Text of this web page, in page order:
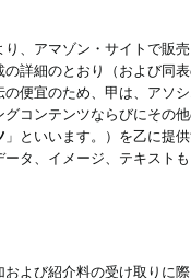
、アマゾン・サイトで販
の詳細のとおり（および同
便宜のため、甲は、アソ
コンテンツならびにその
」といいます。）を乙に提
タ、イメージ、テキス
よび紹介料の受け取りに